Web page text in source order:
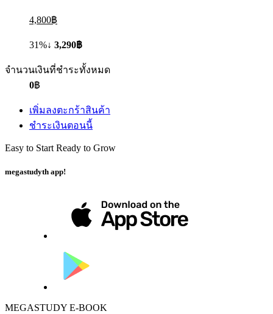
4,800฿
31%↓ 3,290฿
จำนวนเงินที่ชำระทั้งหมด
0฿
เพิ่มลงตะกร้าสินค้า
ชำระเงินตอนนี้
Easy to Start Ready to Grow
megastudyth app!
MEGASTUDY E-BOOK